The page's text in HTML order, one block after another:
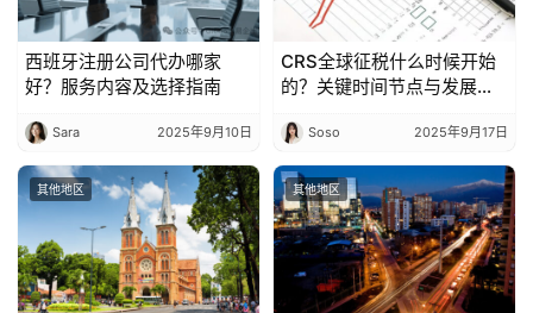
西班牙注册公司代办哪家
好？服务内容及选择指南
Sara 2025年9月10日
CRS全球征税什么时候开始
的？关键时间节点与发展历
Soso 2025年9月17日
其他地区 其他地区